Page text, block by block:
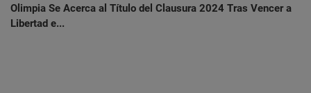
Olimpia Se Acerca al Título del Clausura 2024 Tras Vencer a
Libertad e...